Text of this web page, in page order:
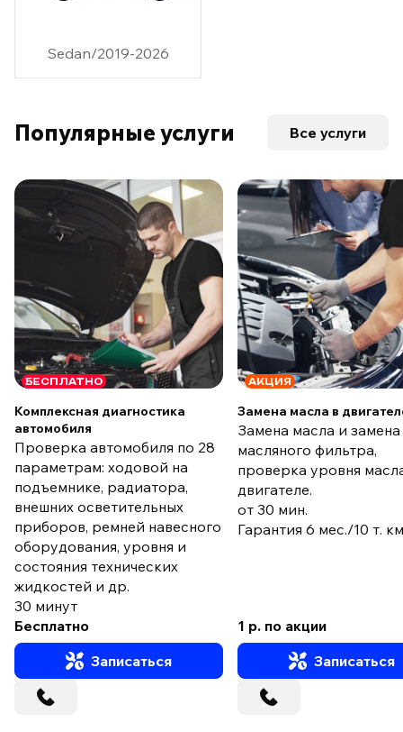
Sedan/2019-2026
Популярные услуги Все услуги
БЕСПЛАТНО
Комплексная диагностика
автомобиля
Проверка автомобиля по 28
параметрам: ходовой на
подъемнике, радиатора,
внешних осветительных
приборов, ремней навесного
оборудования, уровня и
состояния технических
жидкостей и др.
30 минут
Бесплатно
Записаться
АКЦИЯ
Замена масла в
Замена масла и замена
масляного фильтра,
проверка уровня
двигателе.
от 30 мин.
Гарантия 6 мес./10 т.
1 р. по акции
Записаться